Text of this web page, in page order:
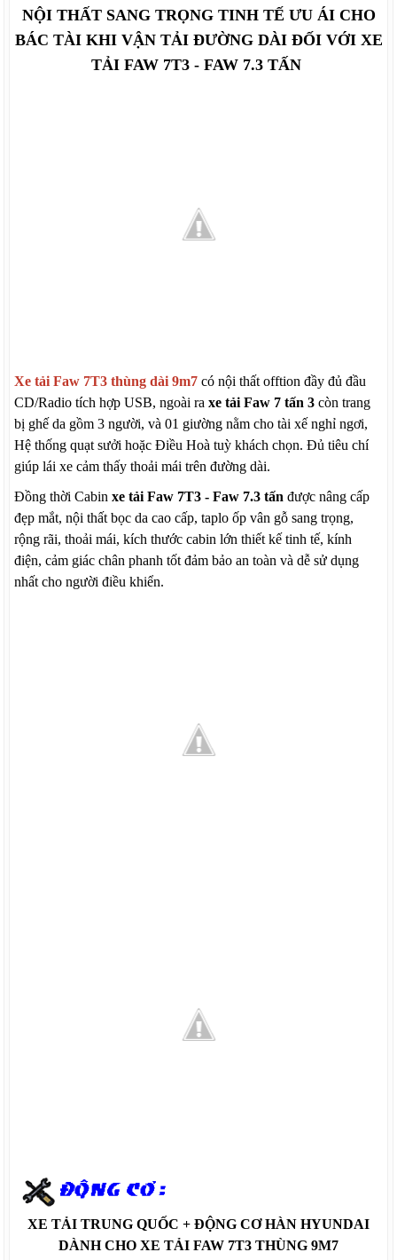
NỘI THẤT SANG TRỌNG TINH TẾ ƯU ÁI CHO
BÁC TÀI KHI VẬN TẢI ĐƯỜNG DÀI ĐỐI VỚI XE
TẢI FAW 7T3 - FAW 7.3 TẤN
Xe tải Faw 7T3 thùng dài 9m7 có nội thất offtion đầy đủ đầu
CD/Radio tích hợp USB, ngoài raxe tải Faw 7 tấn 3 còn trang
bị ghế da gồm 3 người, và 01 giường nằm cho tài xế nghỉ ngơi,
Hệ thống quạt sưởi hoặc Điều Hoà tuỳ khách chọn. Đủ tiêu chí
giúp lái xe cảm thấy thoải mái trên đường dài.
Đồng thời Cabinxe tải Faw 7T3 - Faw 7.3 tấn được nâng cấp
đẹp mắt, nội thất bọc da cao cấp, taplo ốp vân gỗ sang trọng,
rộng rãi, thoải mái, kích thước cabin lớn thiết kế tinh tế, kính
điện, cảm giác chân phanh tốt đảm bảo an toàn và dễ sử dụng
nhất cho người điều khiển.
XE TẢI TRUNG QUỐC + ĐỘNG CƠ HÀN HYUNDAI
DÀNH CHO XE TẢI FAW 7T3 THÙNG 9M7